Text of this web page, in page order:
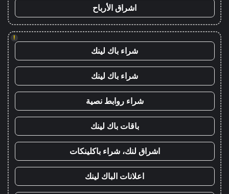
اشراق الأرباح
!
شراء باك لينك
شراء باك لينك
شراء روابط نصية
باقات باك لينك
اشراق لنك، شراء باكلينكات
اعلانات الباك لينك